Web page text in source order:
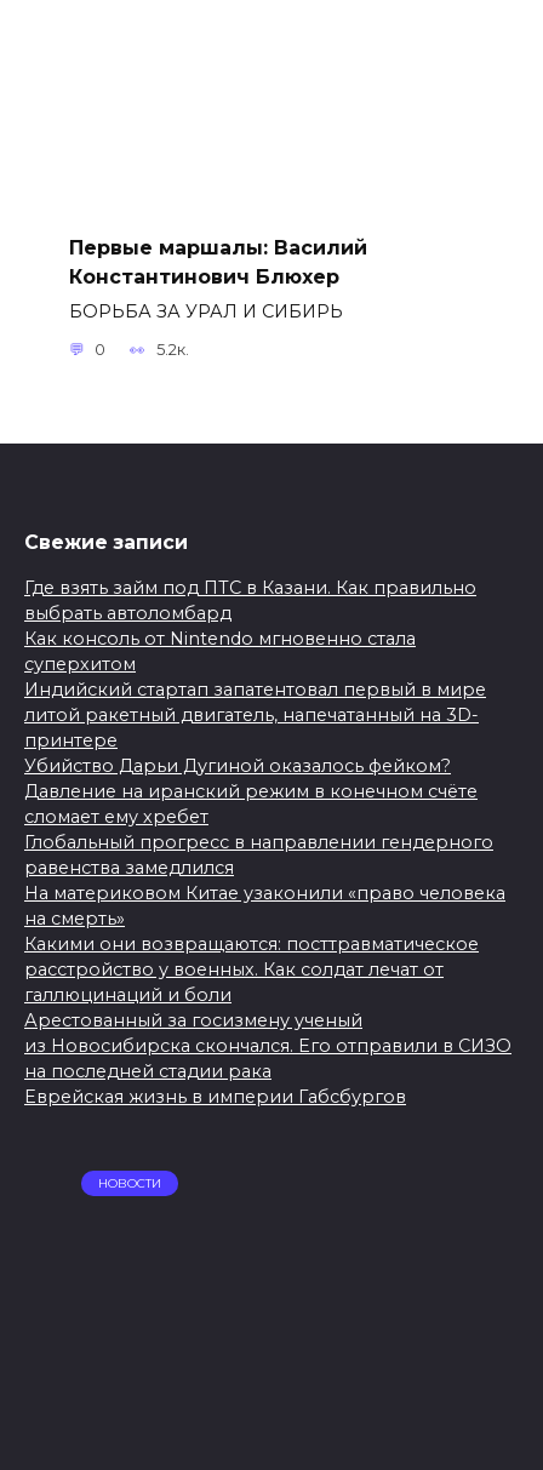
Первые маршалы: Василий
Константинович Блюхер
БОРЬБА ЗА УРАЛ И СИБИРЬ
0 5.2к.
Свежие записи
Где взять займ под ПТС в Казани. Как правильно
выбрать автоломбард
Как консоль от Nintendo мгновенно стала
суперхитом
Индийский стартап запатентовал первый в мире
литой ракетный двигатель, напечатанный на 3D-
принтере
Убийство Дарьи Дугиной оказалось фейком?
Давление на иранский режим в конечном счёте
сломает ему хребет
Глобальный прогресс в направлении гендерного
равенства замедлился
На материковом Китае узаконили «право человека
на смерть»
Какими они возвращаются: посттравматическое
расстройство у военных. Как солдат лечат от
галлюцинаций и боли
Арестованный за госизмену ученый
из Новосибирска скончался. Его отправили в СИЗО
на последней стадии рака
Еврейская жизнь в империи Габсбургов
НОВОСТИ